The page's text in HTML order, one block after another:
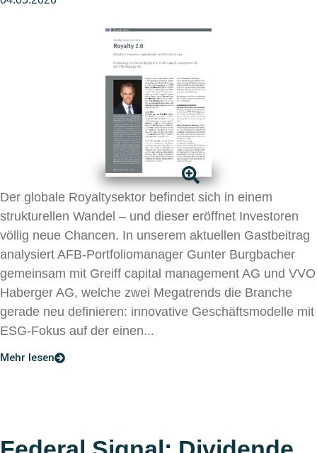
Der globale Royaltysektor befindet sich in einem
strukturellen Wandel – und dieser eröffnet Investoren
völlig neue Chancen. In unserem aktuellen Gastbeitrag
analysiert AFB-Portfoliomanager Gunter Burgbacher
gemeinsam mit Greiff capital management AG und VVO
Haberger AG, welche zwei Megatrends die Branche
gerade neu definieren: innovative Geschäftsmodelle mit
ESG-Fokus auf der einen...
Mehr lesen